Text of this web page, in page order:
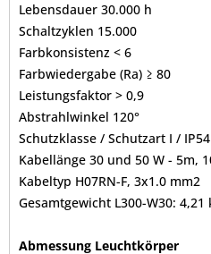
Lebensdauer 30.000 h
Schaltzyklen 15.000
Farbkonsistenz < 6
Farbwiedergabe (Ra) ≥ 80
Leistungsfaktor > 0,9
Abstrahlwinkel 120°
Schutzklasse / Schutzart I / IP54
Kabellänge 30 und 50 W - 5m,
Kabeltyp H07RN-F, 3x1.0 mm2
Gesamtgewicht L300-W30: 4,21
Abmessung Leuchtkörper